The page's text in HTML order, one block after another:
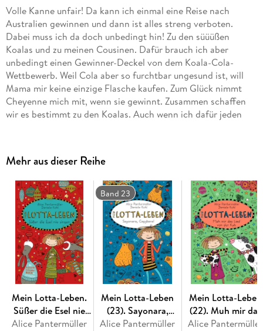
Volle Kanne unfair! Da kann ich einmal eine Reise nach
Australien gewinnen und dann ist alles streng verboten.
Dabei muss ich da doch unbedingt hin! Zu den süüüßen
Koalas und zu meinen Cousinen. Dafür brauch ich aber
unbedingt einen Gewinner-Deckel von dem Koala-Cola-
Wettbewerb. Weil Cola aber so furchtbar ungesund ist, will
Mama mir keine einzige Flasche kaufen. Zum Glück nimmt
Cheyenne mich mit, wenn sie gewinnt. Zusammen schaffen
wir es bestimmt zu den Koalas. Auch wenn ich dafür jeden
Mehr aus dieser Reihe
Mein Lotta-Leben.
Süßer die Esel nie
singen
Alice Pantermüller
Band 23
Mein Lotta-Leben
(23). Sayonara,
Capybara!
Alice Pantermüller
Mein Lotta-Leben
(22). Muh mir das
Lied von der Kuh
Alice Pantermüller